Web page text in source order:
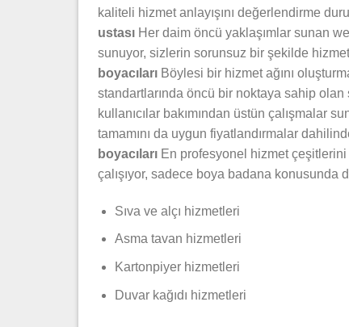
kaliteli hizmet anlayışını değerlendirme
ustası Her daim öncü yaklaşımlar sunan
sunuyor, sizlerin sorunsuz bir şekilde
boyacıları Böylesi bir hizmet ağını
standartlarında öncü bir noktaya sahip olan
kullanıcılar bakımından üstün çalışmalar
tamamını da uygun fiyatlandırmalar
boyacıları En profesyonel hizmet çeşitlerini
çalışıyor, sadece boya badana
Sıva ve alçı hizmetleri
Asma tavan hizmetleri
Kartonpiyer hizmetleri
Duvar kağıdı hizmetleri